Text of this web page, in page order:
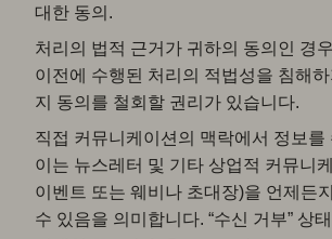
대한 동의.
처리의 법적 근거가 귀하의 동의인 경
이전에 수행된 처리의 적법성을 침해
지 동의를 철회할 권리가 있습니다.
직접 커뮤니케이션의 맥락에서 정보를
이는 뉴스레터 및 기타 상업적 커뮤니
이벤트 또는 웨비나 초대장)을 언제든
수 있음을 의미합니다. “수신 거부” 상